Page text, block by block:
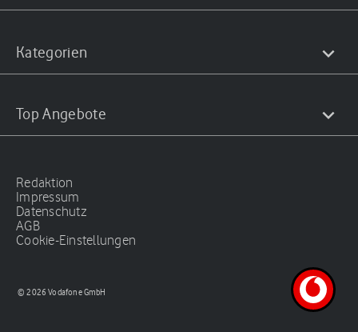
Kategorien
Top Angebote
Redaktion
Impressum
Datenschutz
AGB
Cookie-Einstellungen
© 2026 Vodafone GmbH